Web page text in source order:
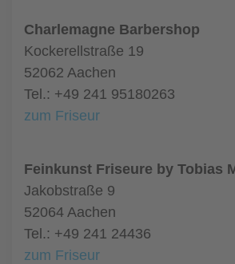
Charlemagne Barbershop
Kockerellstraße 19
52062 Aachen
Tel.: +49 241 95180263
zum Friseur
Feinkunst Friseure by Tobias
Jakobstraße 9
52064 Aachen
Tel.: +49 241 24436
zum Friseur